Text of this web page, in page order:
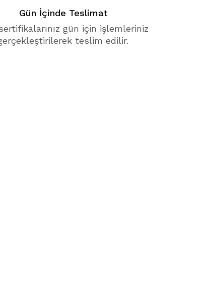
Gün İçinde Teslimat
gün için işlemleriniz
teslim edilir.